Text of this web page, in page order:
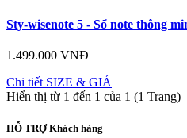
Sty-wisenote 5 - Sổ note thông
1.499.000 VNĐ
Chi tiết SIZE & GIÁ
Hiển thị từ 1 đến 1 của 1 (1 Trang)
HỖ TRỢKhách hàng